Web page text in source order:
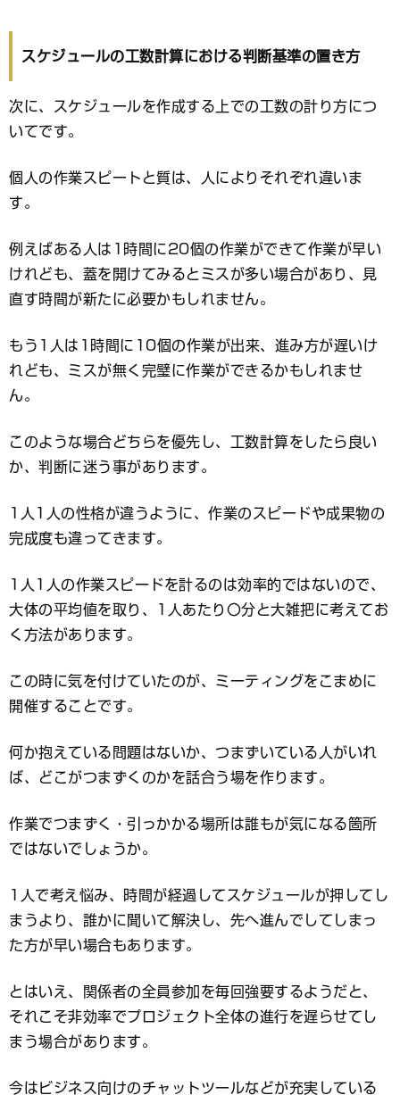
スケジュールの工数計算における判断基準の置き方
次に、スケジュールを作成する上での工数の計り方につ
いてです。
個人の作業スピートと質は、人によりそれぞれ違いま
す。
例えばある人は1時間に20個の作業ができて作業が早い
けれども、蓋を開けてみるとミスが多い場合があり、見
直す時間が新たに必要かもしれません。
もう1人は1時間に10個の作業が出来、進み方が遅いけ
れども、ミスが無く完璧に作業ができるかもしれませ
ん。
このような場合どちらを優先し、工数計算をしたら良い
か、判断に迷う事があります。
1人1人の性格が違うように、作業のスピードや成果物の
完成度も違ってきます。
1人1人の作業スピードを計るのは効率的ではないので、
大体の平均値を取り、1人あたり〇分と大雑把に考えてお
く方法があります。
この時に気を付けていたのが、ミーティングをこまめに
開催することです。
何か抱えている問題はないか、つまずいている人がいれ
ば、どこがつまずくのかを話合う場を作ります。
作業でつまずく・引っかかる場所は誰もが気になる箇所
ではないでしょうか。
1人で考え悩み、時間が経過してスケジュールが押してし
まうより、誰かに聞いて解決し、先へ進んでしてしまっ
た方が早い場合もあります。
とはいえ、関係者の全員参加を毎回強要するようだと、
それこそ非効率でプロジェクト全体の進行を遅らせてし
まう場合があります。
今はビジネス向けのチャットツールなどが充実している